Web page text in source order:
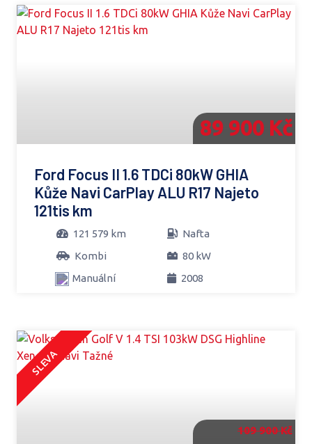
89 900 Kč
Ford Focus II 1.6 TDCi 80kW GHIA
Kůže Navi CarPlay ALU R17 Najeto
121tis km
121 579 km
Nafta
Kombi
80 kW
Manuální
2008
SLEVA
109 900 Kč